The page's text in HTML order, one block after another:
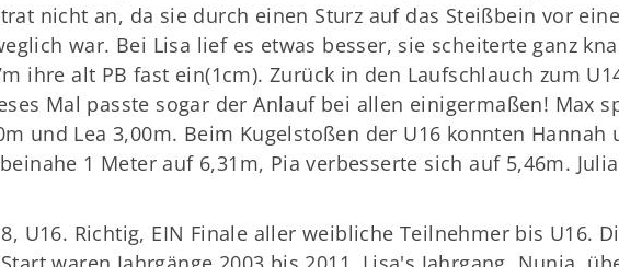
nicht an, da sie durch einen Sturz auf das Steißbein vor
war. Bei Lisa lief es etwas besser, sie scheiterte ganz
ihre alt PB fast ein(1cm). Zurück in den Laufschlauch zum
Mal passte sogar der Anlauf bei allen einigermaßen! Max
und Lea 3,00m. Beim Kugelstoßen der U16 konnten Hannah
1 Meter auf 6,31m, Pia verbesserte sich auf 5,46m.
U16. Richtig, EIN Finale aller weibliche Teilnehmer bis U16.